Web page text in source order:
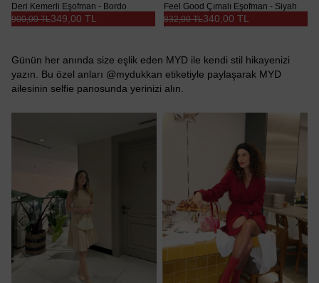
Deri Kemerli Eşofman - Bordo
349,00 TL
900,00 TL
Feel Good Çımalı Eşofman - Siyah
340,00 TL
832,00 TL
Günün her anında size eşlik eden MYD ile kendi stil hikayenizi
yazın. Bu özel anları @mydukkan etiketiyle paylaşarak MYD
ailesinin selfie panosunda yerinizi alın.